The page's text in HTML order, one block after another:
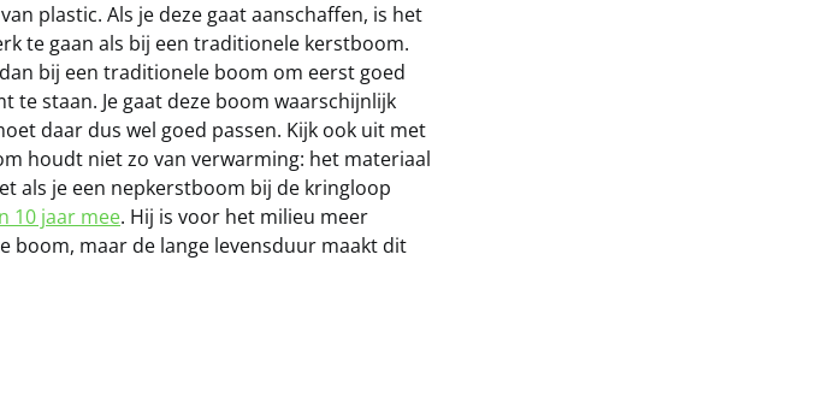
plastic. Als je deze gaat aanschaffen, is het
te gaan als bij een traditionele kerstboom.
bij een traditionele boom om eerst goed
te staan. Je gaat deze boom waarschijnlijk
daar dus wel goed passen. Kijk ook uit met
houdt niet zo van verwarming: het materiaal
als je een nepkerstboom bij de kringloop
10 jaar mee. Hij is voor het milieu meer
boom, maar de lange levensduur maakt dit